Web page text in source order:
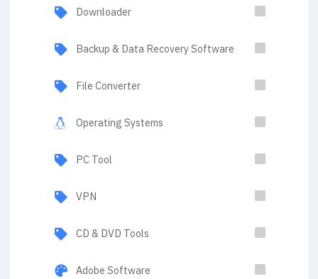
Downloader
Backup & Data Recovery Software
File Converter
Operating Systems
PC Tool
VPN
CD & DVD Tools
Adobe Software